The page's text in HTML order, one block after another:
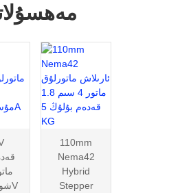
110mm
Nema42
Hybrid
Stepper